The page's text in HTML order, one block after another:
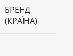
БРЕНД
(КРАЇНА)